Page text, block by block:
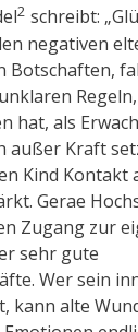
2 schreibt: „
negativen
Botschaften,
hat, als
außer Kraft
Kind Kontakt
Gerae
Zugang zur
sehr gute
Wer sein
kann alte